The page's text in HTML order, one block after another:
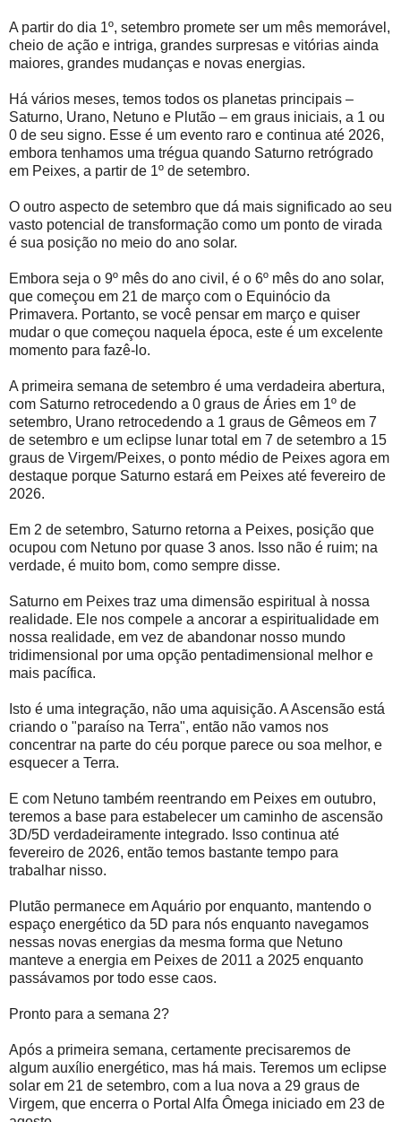
A partir do dia 1º, setembro promete ser um mês memorável,
cheio de ação e intriga, grandes surpresas e vitórias ainda
maiores, grandes mudanças e novas energias.
Há vários meses, temos todos os planetas principais –
Saturno, Urano, Netuno e Plutão – em graus iniciais, a 1 ou
0 de seu signo. Esse é um evento raro e continua até 2026,
embora tenhamos uma trégua quando Saturno retrógrado
em Peixes, a partir de 1º de setembro.
O outro aspecto de setembro que dá mais significado ao seu
vasto potencial de transformação como um ponto de virada
é sua posição no meio do ano solar.
Embora seja o 9º mês do ano civil, é o 6º mês do ano solar,
que começou em 21 de março com o Equinócio da
Primavera. Portanto, se você pensar em março e quiser
mudar o que começou naquela época, este é um excelente
momento para fazê-lo.
A primeira semana de setembro é uma verdadeira abertura,
com Saturno retrocedendo a 0 graus de Áries em 1º de
setembro, Urano retrocedendo a 1 graus de Gêmeos em 7
de setembro e um eclipse lunar total em 7 de setembro a 15
graus de Virgem/Peixes, o ponto médio de Peixes agora em
destaque porque Saturno estará em Peixes até fevereiro de
2026.
Em 2 de setembro, Saturno retorna a Peixes, posição que
ocupou com Netuno por quase 3 anos. Isso não é ruim; na
verdade, é muito bom, como sempre disse.
Saturno em Peixes traz uma dimensão espiritual à nossa
realidade. Ele nos compele a ancorar a espiritualidade em
nossa realidade, em vez de abandonar nosso mundo
tridimensional por uma opção pentadimensional melhor e
mais pacífica.
Isto é uma integração, não uma aquisição. A Ascensão está
criando o "paraíso na Terra", então não vamos nos
concentrar na parte do céu porque parece ou soa melhor, e
esquecer a Terra.
E com Netuno também reentrando em Peixes em outubro,
teremos a base para estabelecer um caminho de ascensão
3D/5D verdadeiramente integrado. Isso continua até
fevereiro de 2026, então temos bastante tempo para
trabalhar nisso.
Plutão permanece em Aquário por enquanto, mantendo o
espaço energético da 5D para nós enquanto navegamos
nessas novas energias da mesma forma que Netuno
manteve a energia em Peixes de 2011 a 2025 enquanto
passávamos por todo esse caos.
Pronto para a semana 2?
Após a primeira semana, certamente precisaremos de
algum auxílio energético, mas há mais. Teremos um eclipse
solar em 21 de setembro, com a lua nova a 29 graus de
Virgem, que encerra o Portal Alfa Ômega iniciado em 23 de